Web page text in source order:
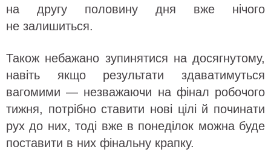
на другу половину дня вже нічого
не залишиться.
Також небажано зупинятися на досягнутому,
навіть якщо результати здаватимуться
вагомими — незважаючи на фінал робочого
тижня, потрібно ставити нові цілі й починати
рух до них, тоді вже в понеділок можна буде
поставити в них фінальну крапку.